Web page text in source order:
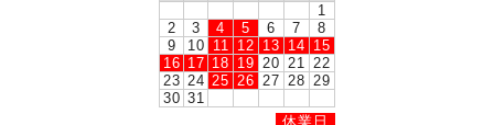
1
2
3 4 5 6 7
8
9
10 11 12 13 14 15
16 17 18 19 20 21
22
23 24 25 26 27 28 29
30 31
休業日